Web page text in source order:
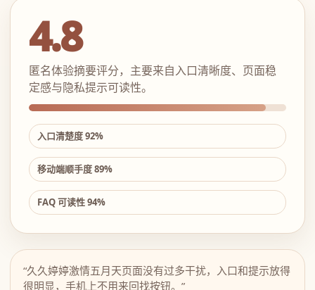
4.8
匿名体验摘要评分，主要来自入口清晰度、页面稳
定感与隐私提示可读性。
入口清楚度 92%
移动端顺手度 89%
FAQ 可读性 94%
“久久婷婷激情五月天页面没有过多干扰，入口和提示放得
很明显，手机上不用来回找按钮。”